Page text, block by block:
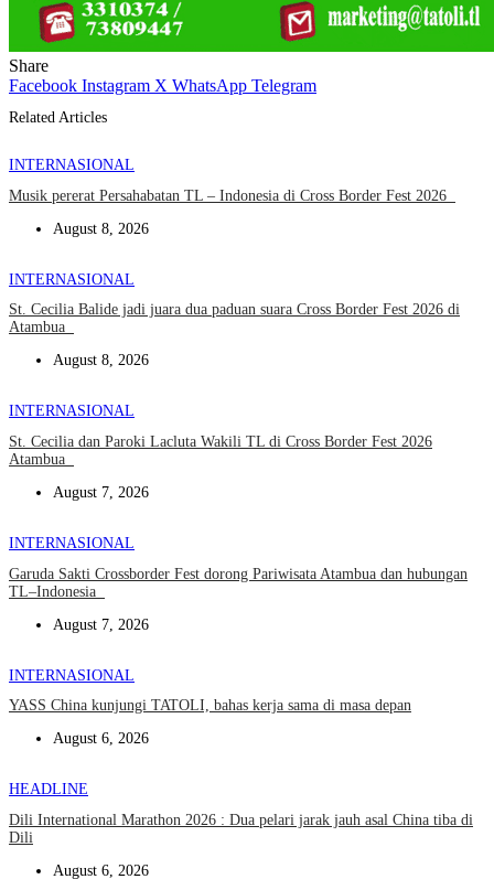
Share
Facebook Instagram X WhatsApp Telegram
Related Articles
INTERNASIONAL
Musik pererat Persahabatan TL – Indonesia di Cross Border Fest 2026
August 8, 2026
INTERNASIONAL
St. Cecilia Balide jadi juara dua paduan suara Cross Border Fest 2026 di
Atambua
August 8, 2026
INTERNASIONAL
St. Cecilia dan Paroki Lacluta Wakili TL di Cross Border Fest 2026
Atambua
August 7, 2026
INTERNASIONAL
Garuda Sakti Crossborder Fest dorong Pariwisata Atambua dan hubungan
TL–Indonesia
August 7, 2026
INTERNASIONAL
YASS China kunjungi TATOLI, bahas kerja sama di masa depan
August 6, 2026
HEADLINE
Dili International Marathon 2026 : Dua pelari jarak jauh asal China tiba di
Dili
August 6, 2026